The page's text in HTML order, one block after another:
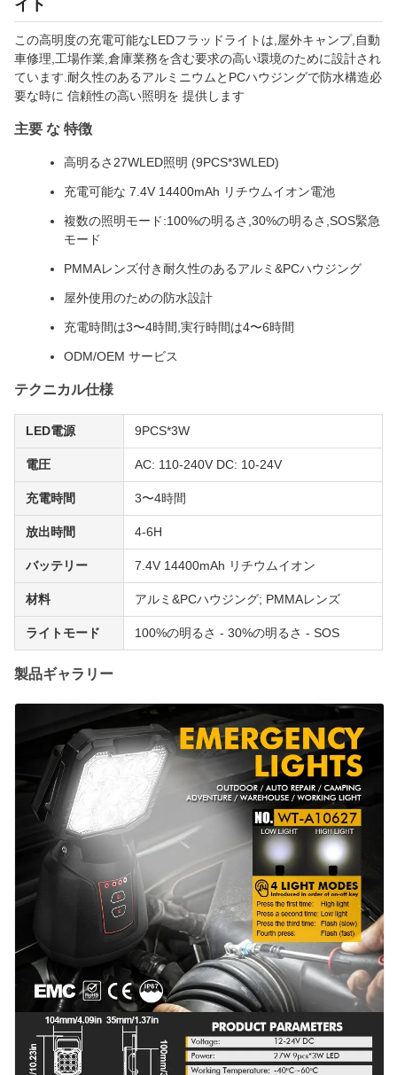
イト
この高明度の充電可能なLEDフラッドライトは,屋外キャンプ,自動
車修理,工場作業,倉庫業務を含む要求の高い環境のために設計され
ています.耐久性のあるアルミニウムとPCハウジングで防水構造必
要な時に 信頼性の高い照明を 提供します
主要 な 特徴
高明るさ27WLED照明 (9PCS*3WLED)
充電可能な 7.4V 14400mAh リチウムイオン電池
複数の照明モード:100%の明るさ,30%の明るさ,SOS緊急
モード
PMMAレンズ付き耐久性のあるアルミ&PCハウジング
屋外使用のための防水設計
充電時間は3〜4時間,実行時間は4〜6時間
ODM/OEM サービス
テクニカル仕様
LED電源 9PCS*3W
電圧 AC: 110-240V DC: 10-24V
充電時間 3〜4時間
放出時間 4-6H
バッテリー 7.4V 14400mAh リチウムイオン
材料 アルミ&PCハウジング; PMMAレンズ
ライトモード 100%の明るさ - 30%の明るさ - SOS
製品ギャラリー